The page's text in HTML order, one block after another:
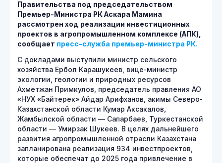
Правительства под председательством
Премьер-Министра РК Аскара Мамина
рассмотрен ход реализации инвестиционных
проектов в агропромышленном комплексе (АПК),
сообщает пресс-служба премьер-министра РК.
С докладами выступили министр сельского
хозяйства Ербол Карашукеев, вице-министр
экологии, геологии и природных ресурсов
Ахметжан Примкулов, председатель правления АО
«НУХ «Байтерек» Айдар Арифханов, акимы Северо-
Казахстанской области Кумар Аксакалов,
Жамбылской области — Сапарбаев, Туркестанской
области — Умирзак Шукеев. В целях дальнейшего
развития агропромышленной отрасли Казахстана
запланирована реализация 934 инвестпроектов,
которые обеспечат до 2025 года привлечение в